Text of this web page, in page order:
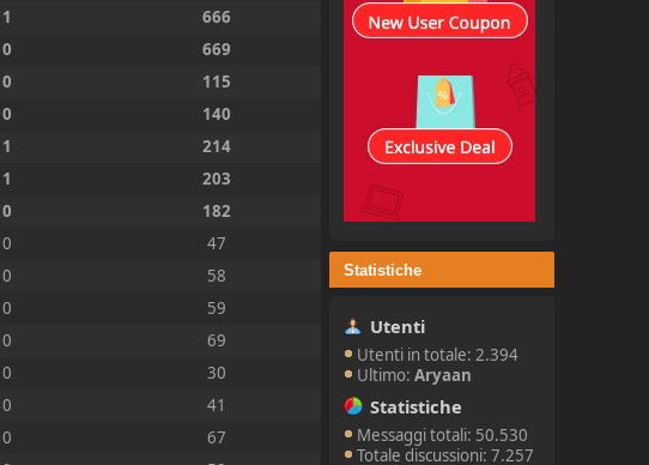
Statistiche
Utenti
Utenti in totale: 2.394
Ultimo:Aryaan
Statistiche
Messaggi totali: 50.530
Totale discussioni: 7.257
1
666
0
669
0
115
0
140
1
214
1
203
0
182
0
47
0
58
0
59
0
69
0
30
0
41
0
67